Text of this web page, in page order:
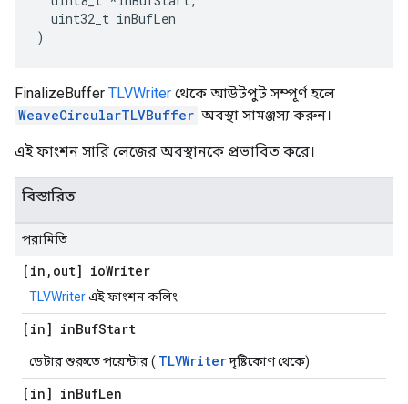
  uint32_t inBufLen
)
FinalizeBuffer TLVWriter থেকে আউটপুট সম্পূর্ণ হলে
WeaveCircularTLVBuffer অবস্থা সামঞ্জস্য করুন।
এই ফাংশন সারি লেজের অবস্থানকে প্রভাবিত করে।
বিস্তারিত
পরামিতি
[in , out] ioWriter
TLVWriterএই ফাংশন কলিং
[in] inBufStart
ডেটার শুরুতে পয়েন্টার ( TLVWriterদৃষ্টিকোণ থেকে)
[in] inBufLen